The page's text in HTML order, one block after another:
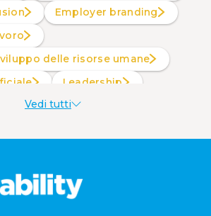
Employer branding
delle risorse umane
Leadership
Vedi tutti